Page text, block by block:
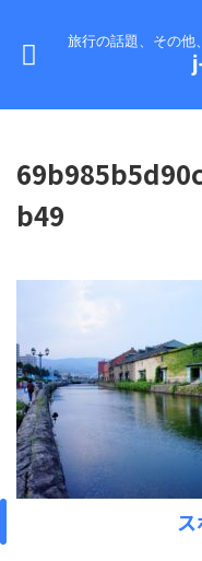
旅行の話題、その他
b49